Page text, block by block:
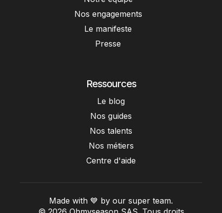
Nos engagements
Le manifeste
Presse
Ressources
Le blog
Nos guides
Nos talents
Nos métiers
Centre d'aide
Made with 💙 by our super team.